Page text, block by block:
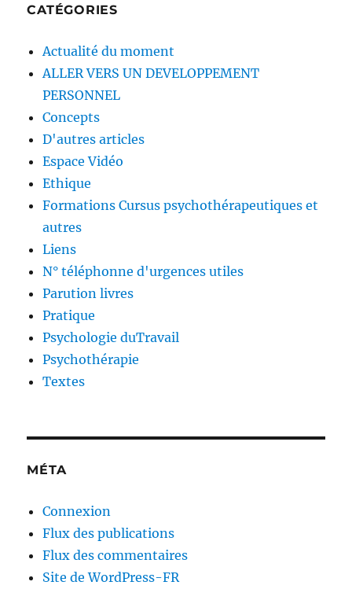
CATÉGORIES
Actualité du moment
ALLER VERS UN DEVELOPPEMENT
PERSONNEL
Concepts
D'autres articles
Espace Vidéo
Ethique
Formations Cursus psychothérapeutiques et
autres
Liens
N° téléphonne d'urgences utiles
Parution livres
Pratique
Psychologie duTravail
Psychothérapie
Textes
MÉTA
Connexion
Flux des publications
Flux des commentaires
Site de WordPress-FR